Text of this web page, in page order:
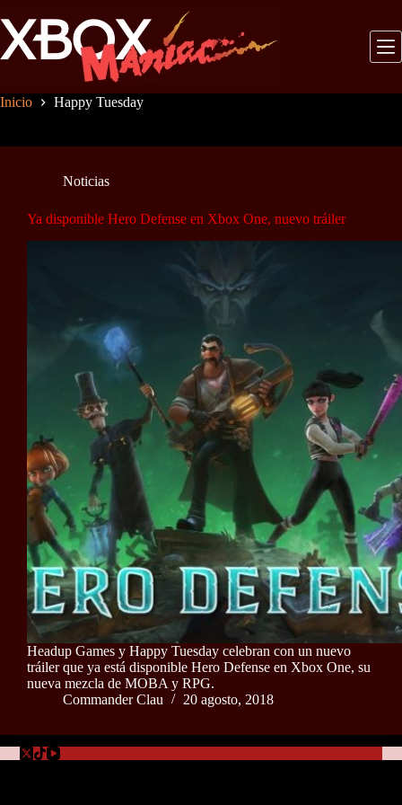
al
contenido
Inicio Happy Tuesday
Noticias
Ya disponible Hero Defense en Xbox One, nuevo tráiler
Headup Games y Happy Tuesday celebran con un nuevo
tráiler que ya está disponible Hero Defense en Xbox One, su
nueva mezcla de MOBA y RPG.
Commander Clau
20 agosto, 2018